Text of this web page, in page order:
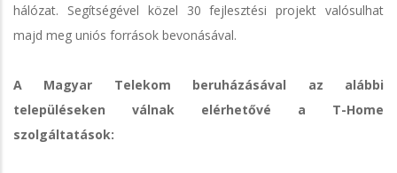
hálózat. Segítségével közel 30 fejlesztési projekt valósulhat
majd meg uniós források bevonásával.
A Magyar Telekom beruházásával az alábbi
településeken válnak elérhetővé a T-Home
szolgáltatások: